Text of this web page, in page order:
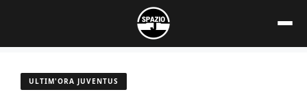
contenuto
ULTIM'ORA JUVENTUS